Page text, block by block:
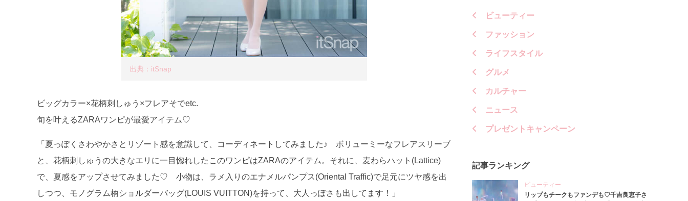
出典：itSnap
ビッグカラー×花柄刺しゅう×フレアそでetc.
旬を叶えるZARAワンピが最愛アイテム♡
「夏っぽくさわやかさとリゾート感を意識して、コーディネートしてみました♪ ボリューミーなフレアスリーブ
と、花柄刺しゅうの大きなエリに一目惚れしたこのワンピはZARAのアイテム。それに、麦わらハット(Lattice)
で、夏感をアップさせてみました♡ 小物は、ラメ入りのエナメルパンプス(Oriental Traffic)で足元にツヤ感を出
しつつ、モノグラム柄ショルダーバッグ(LOUIS VUITTON)を持って、大人っぽさも出してます！」
ビューティー
ファッション
ライフスタイル
グルメ
カルチャー
ニュース
プレゼントキャンペーン
記事ランキング
ビューティー
リップもチークもファンデも♡千吉良恵子さ